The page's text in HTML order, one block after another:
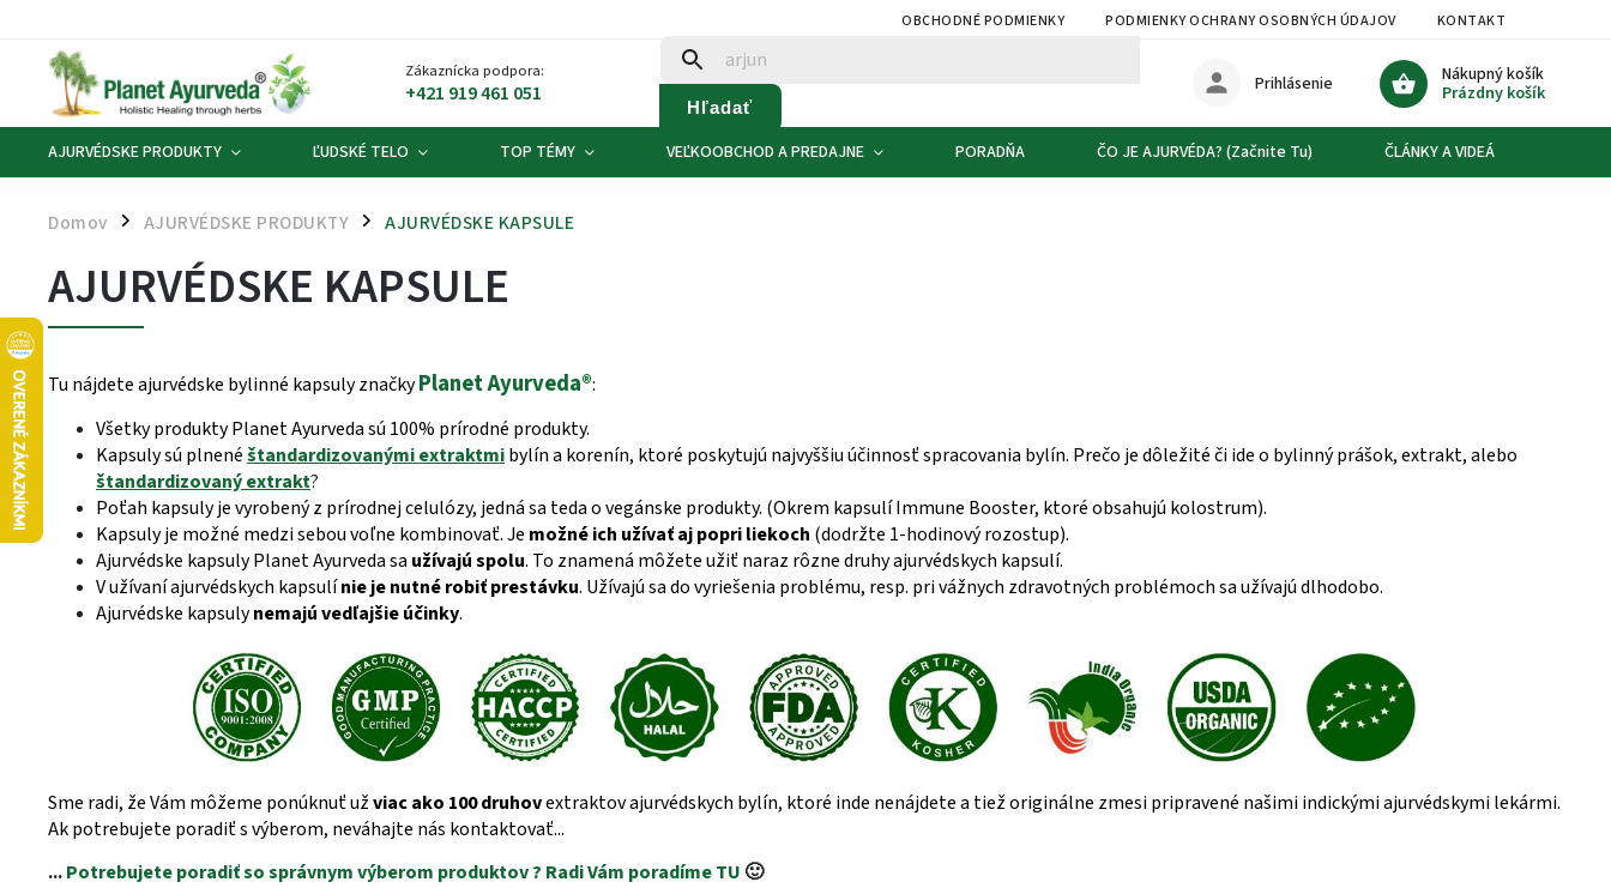
OBCHODNÉ PODMIENKY PODMIENKY OCHRANY OSOBNÝCH ÚDAJOV KONTAKT
Zákaznícka podpora:
+421 919 461 051 Hľadať
Nákupný košík
Prázdny košík
Prihlásenie
AJURVÉDSKE PRODUKTY ĽUDSKÉ TELO TOP TÉMY VEĽKOOBCHOD A PREDAJNE PORADŇA ČO JE AJURVÉDA? (Začnite Tu) ČLÁNKY A VIDEÁ
Domov / AJURVÉDSKE PRODUKTY / AJURVÉDSKE KAPSULE
AJURVÉDSKE KAPSULE
Tu nájdete ajurvédske bylinné kapsuly značkyPlanet Ayurveda®:
Všetky produkty Planet Ayurveda sú 100% prírodné produkty.
Kapsuly sú plnenéštandardizovanými extraktmibylín a korenín, ktoré poskytujú najvyššiu účinnosť spracovania bylín. Prečo je dôležité či ide o bylinný prášok, extrakt, alebo
štandardizovaný extrakt?
Poťah kapsuly je vyrobený z prírodnej celulózy, jedná sa teda o vegánske produkty. (Okrem kapsulí Immune Booster, ktoré obsahujú kolostrum).
Kapsuly je možné medzi sebou voľne kombinovať. Je možné ich užívať ajpopri liekoch (dodržte 1-hodinový rozostup).
Ajurvédske kapsuly Planet Ayurveda sa užívajú spolu. To znamená môžete užiť naraz rôzne druhy ajurvédskych kapsulí.
V užívaní ajurvédskych kapsulínie je nutné robiť prestávku. Užívajú sa do vyriešenia problému, resp. pri vážnych zdravotných problémoch sa užívajú dlhodobo.
Ajurvédske kapsulynemajú vedľajšie účinky.
Sme radi, že Vám môžeme ponúknuť užviac ako 100 druhovextraktov ajurvédskych bylín, ktoré inde nenájdete a tiež originálne zmesi pripravené našimi indickými ajurvédskymi lekármi.
Ak potrebujete poradiť s výberom, neváhajte nás kontaktovať...
...Potrebujete poradiť so správnym výberom produktov ? Radi Vám poradíme TU 🙂